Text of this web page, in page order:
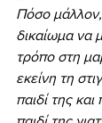
Πόσο μάλλον,
δικαίωμα να
τρόπο στη
εκείνη τη
παιδί της